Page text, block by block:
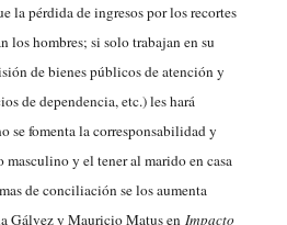
la pérdida de ingresos por los recortes
los hombres; si solo trabajan en su
de bienes públicos de atención y
de dependencia, etc.) les hará
se fomenta la corresponsabilidad y
y el tener al marido en casa
de conciliación se los aumenta
Gálvez y Mauricio Matus en Impacto